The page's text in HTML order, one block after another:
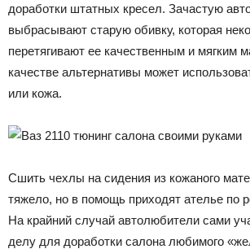
доработки штатных кресел. Зачастую
выбрасывают старую обивку, которая
перетягивают ее качественным и мягким
качестве альтернативы может
или кожа.
Сшить чехлы на сидения из кожаного
тяжело, но в помощь приходят ателье по
На крайний случай автолюбители сами
делу для доработки салона любимого